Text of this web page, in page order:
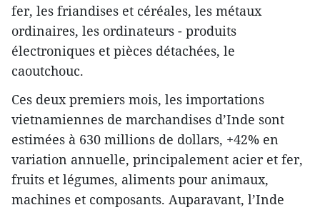
fer, les friandises et céréales, les métaux
ordinaires, les ordinateurs - produits
électroniques et pièces détachées, le
caoutchouc.
Ces deux premiers mois, les importations
vietnamiennes de marchandises d’Inde sont
estimées à 630 millions de dollars, +42% en
variation annuelle, principalement acier et fer,
fruits et légumes, aliments pour animaux,
machines et composants. Auparavant, l’Inde